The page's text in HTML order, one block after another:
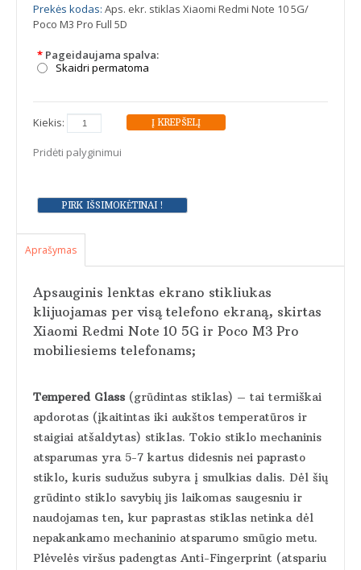
Prekės kodas: Aps. ekr. stiklas Xiaomi Redmi Note 10 5G/
Poco M3 Pro Full 5D
* Pageidaujama spalva:
Skaidri permatoma
Kiekis:
Pridėti palyginimui
Aprašymas
Apsauginis lenktas ekrano stikliukas
klijuojamas per visą telefono ekraną, skirtas
Xiaomi Redmi Note 10 5G ir Poco M3 Pro
mobiliesiems telefonams;
Tempered Glass (grūdintas stiklas) – tai termiškai
apdorotas (įkaitintas iki aukštos temperatūros ir
staigiai atšaldytas) stiklas. Tokio stiklo mechaninis
atsparumas yra 5-7 kartus didesnis nei paprasto
stiklo, kuris sudužus subyra į smulkias dalis. Dėl šių
grūdinto stiklo savybių jis laikomas saugesniu ir
naudojamas ten, kur paprastas stiklas netinka dėl
nepakankamo mechaninio atsparumo smūgio metu.
Plėvelės viršus padengtas Anti-Fingerprint (atspariu